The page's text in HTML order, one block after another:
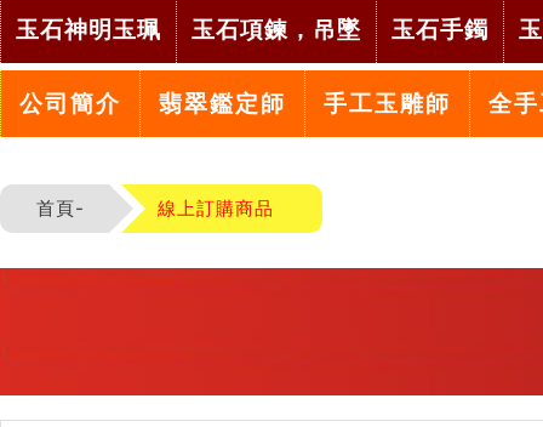
玉石神明玉珮 玉石項鍊，吊墜 玉石手鐲
公司簡介 翡翠鑑定師 手工玉雕師 全
首頁- 線上訂購商品